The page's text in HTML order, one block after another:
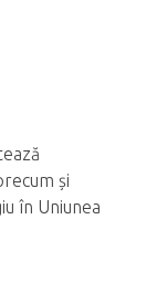
și
în Uniunea